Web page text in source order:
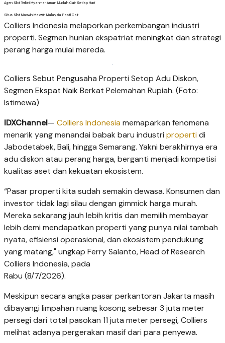
Agen Slot Terkini Myanmar Aman Mudah Cair Setiap Hari
Situs Slot Maxwin Maxwin Malaysia Pasti Cair
Colliers Indonesia melaporkan perkembangan industri
properti. Segmen hunian ekspatriat meningkat dan strategi
perang harga mulai mereda.
Colliers Sebut Pengusaha Properti Setop Adu Diskon,
Segmen Ekspat Naik Berkat Pelemahan Rupiah. (Foto:
Istimewa)
IDXChannel— Colliers Indonesia memaparkan fenomena
menarik yang menandai babak baru industri properti di
Jabodetabek, Bali, hingga Semarang. Yakni berakhirnya era
adu diskon atau perang harga, berganti menjadi kompetisi
kualitas aset dan kekuatan ekosistem.
“Pasar properti kita sudah semakin dewasa. Konsumen dan
investor tidak lagi silau dengan gimmick harga murah.
Mereka sekarang jauh lebih kritis dan memilih membayar
lebih demi mendapatkan properti yang punya nilai tambah
nyata, efisiensi operasional, dan ekosistem pendukung
yang matang," ungkap Ferry Salanto, Head of Research
Colliers Indonesia, pada
Rabu (8/7/2026).
Meskipun secara angka pasar perkantoran Jakarta masih
dibayangi limpahan ruang kosong sebesar 3 juta meter
persegi dari total pasokan 11 juta meter persegi, Colliers
melihat adanya pergerakan masif dari para penyewa.